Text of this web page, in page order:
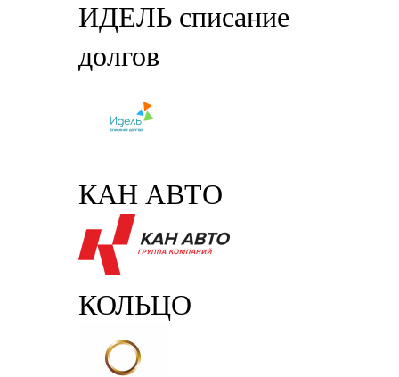
ИДЕЛЬ списание
долгов
КАН АВТО
КОЛЬЦО